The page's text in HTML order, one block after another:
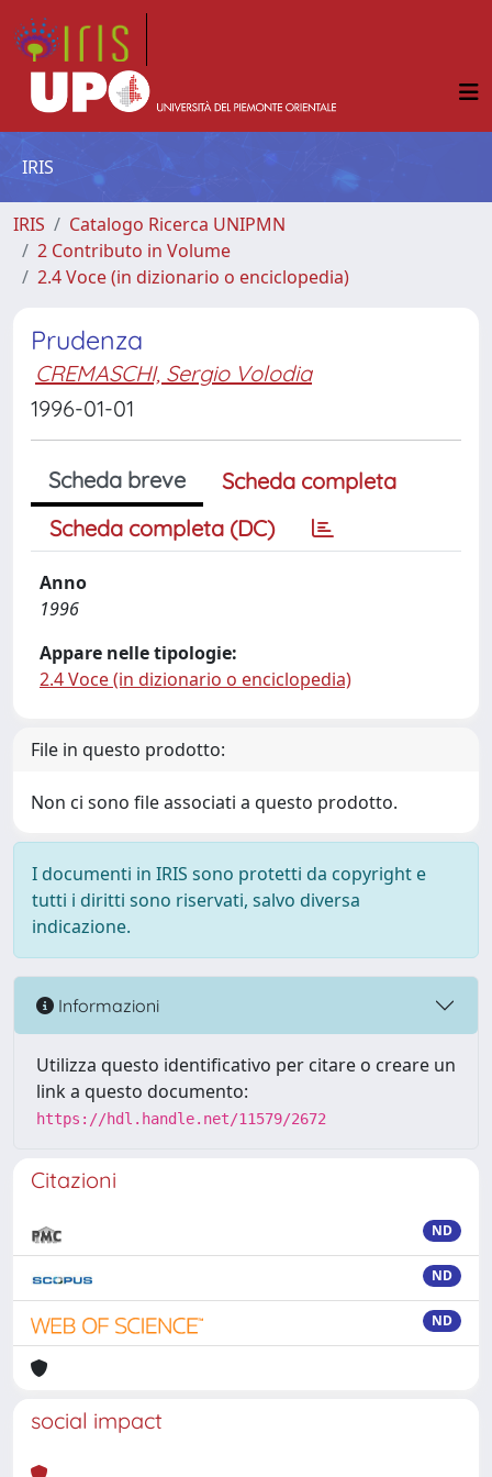
IRIS
IRIS
Catalogo Ricerca UNIPMN
2 Contributo in Volume
2.4 Voce (in dizionario o enciclopedia)
Prudenza
CREMASCHI, Sergio Volodia
1996-01-01
Scheda breve
Scheda completa
Scheda completa (DC)
Anno
1996
Appare nelle tipologie:
2.4 Voce (in dizionario o enciclopedia)
File in questo prodotto:
Non ci sono file associati a questo prodotto.
I documenti in IRIS sono protetti da copyright e
tutti i diritti sono riservati, salvo diversa
indicazione.
Informazioni
Utilizza questo identificativo per citare o creare un
link a questo documento:
https://hdl.handle.net/11579/2672
Citazioni
ND
ND
ND
social impact